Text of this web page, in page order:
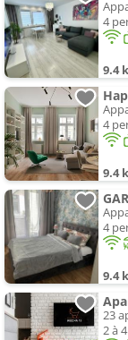
4
9.4
4
9.4
4
9.4
23
2 à